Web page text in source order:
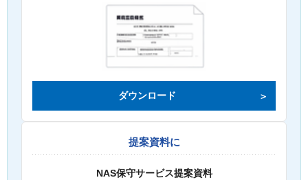
ダウンロード
提案資料に
NAS保守サービス提案資料